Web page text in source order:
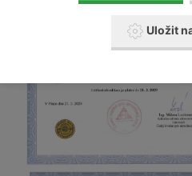
Uložit